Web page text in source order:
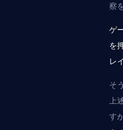
察
ゲ
を
レ
そ
上
す